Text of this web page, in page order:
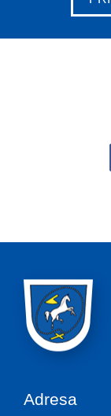
Adresa